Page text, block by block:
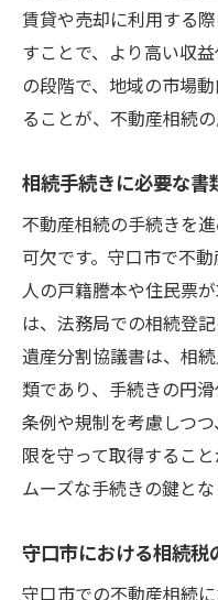
法的トラブル
不動産の維
交通の利便性が高
際の注意点
守口市の交通
交通利便性が
不動産の売
守口市での交
認
交通利便性が
する
守口市の不動産相
地域に根ざし
近隣との良好
賃貸や売却に利用する
すことで、より高い収
の段階で、地域の市場
ることが、不動産相続の
相続手続きに必要な書
不動産相続の手続きを
可欠です。守口市で不
人の戸籍謄本や住民票
は、法務局での相続登
遺産分割協議書は、相
類であり、手続きの円
条例や規制を考慮しつ
限を守って取得するこ
ムーズな手続きの鍵とな
守口市における相続税
守口市での不動産相続